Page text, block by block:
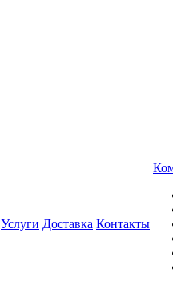
Услуги Доставка Контакты